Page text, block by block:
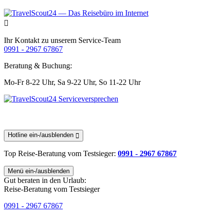
Ihr Kontakt zu unserem Service-Team
0991 - 2967 67867
Beratung & Buchung:
Mo-Fr 8-22 Uhr, Sa 9-22 Uhr, So 11-22 Uhr
Hotline ein-/ausblenden
Top Reise-Beratung vom Testsieger: 0991 - 2967 67867
Menü ein-/ausblenden
Gut beraten in den Urlaub:
Reise-Beratung vom Testsieger
0991 - 2967 67867